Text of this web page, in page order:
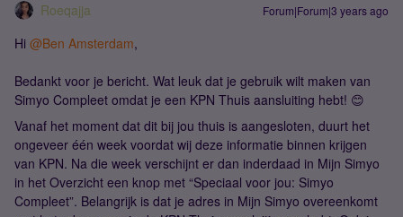
Roeqajja Forum|Forum|3 years ago
Hi @Ben Amsterdam,
Bedankt voor je bericht. Wat leuk dat je gebruik wilt maken van
Simyo Compleet omdat je een KPN Thuis aansluiting hebt! 😊
Vanaf het moment dat dit bij jou thuis is aangesloten, duurt het
ongeveer één week voordat wij deze informatie binnen krijgen
van KPN. Na die week verschijnt er dan inderdaad in Mijn Simyo
in het Overzicht een knop met “Speciaal voor jou: Simyo
Compleet”. Belangrijk is dat je adres in Mijn Simyo overeenkomt